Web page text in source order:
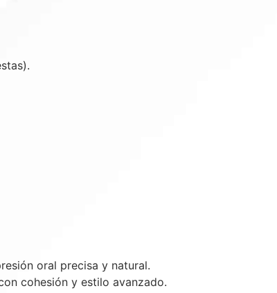
oral precisa y natural.
cohesión y estilo avanzado.